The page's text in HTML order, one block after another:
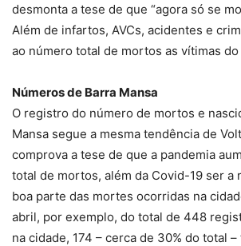
desmonta a tese de que “agora só se
Além de infartos, AVCs, acidentes e
ao número total de mortos as vítimas
Números de Barra Mansa
O registro do número de mortos e
Mansa segue a mesma tendência de
comprova a tese de que a pandemia
total de mortos, além da Covid-19 ser a
boa parte das mortes ocorridas na
abril, por exemplo, do total de 448
na cidade, 174 – cerca de 30% do total